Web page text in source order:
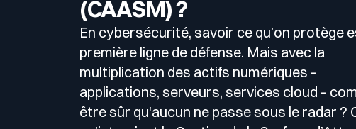
(CAASM) ?
En cybersécurité, savoir ce qu’on protège
première ligne de défense. Mais avec la
multiplication des actifs numériques –
applications, serveurs, services cloud –
être sûr qu'aucun ne passe sous le radar ?